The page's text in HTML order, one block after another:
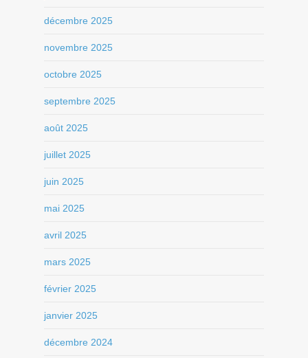
décembre 2025
novembre 2025
octobre 2025
septembre 2025
août 2025
juillet 2025
juin 2025
mai 2025
avril 2025
mars 2025
février 2025
janvier 2025
décembre 2024